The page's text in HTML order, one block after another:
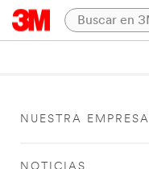
NUESTRA EMPRESA